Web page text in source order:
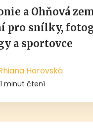
a Ohňová
pro snílky,
a sportovce
Horovská
minut čtení